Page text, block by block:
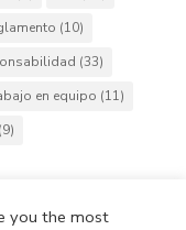
(10)
(33)
en equipo (11)
(9)
you the most